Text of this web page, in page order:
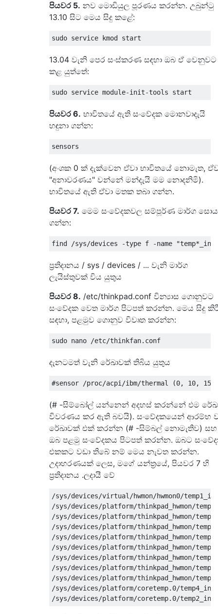
පියවර 5. නව මොඩියුල පූරණය කරන්න. උබුන්ටු
13.10 සිට මෙය සිදු කළේ:
13.04 වැනි පෙර සංස්කරණ සඳහා ඔබ ඒ වෙනුවට
කළ යුත්තේ:
පියවර 6. භාවිතයේ ඇති සංවේදක මොනවාදැයි
හඳුනා ගන්න:
(අංශක 0 ක් දැක්වෙන ඒවා භාවිතයේ නොමැත,
"අනාවරණය" වන්නේ මන්දැයි මම නොදනිමි).
භාවිතයේ ඇති ඒවා මතක තබා ගන්න.
පියවර 7. මෙම සංවේදකවල සම්පූර්ණ මාර්ග
ගන්න:
ප්‍රතිදානය / sys / devices / ... වැනි මාර්ග
ලැයිස්තුවක් විය යුතුය
පියවර 8. /etc/thinkpad.conf වින්‍යාස ගොනුවට
සංවේදක වෙත මාර්ග පිටපත් කරන්න. මෙය සිදු
සඳහා, පළමුව ගොනුව විවෘත කරන්න:
දැනටමත් වැනි රේඛාවක් තිබිය යුතුය
(# -සිම්බෝල් යන්නෙන් අදහස් කරන්නේ එම
විවරණය කර ඇති බවයි). සංවේදකයෙන් ආරම්භ
රේඛාවක් එක් කරන්න (# -සිම්බල් නොමැතිව) සහ
ඔබ පළමු සංවේදකය පිටපත් කරන්න. ඔබට
එකකට වඩා තිබේ නම් මෙය නැවත කරන්න.
උදාහරණයක් ලෙස, මගේ යන්ත්‍රයේ, පියවර 7 හි
ප්‍රතිදානය .ලදායී වේ
/sys/devices/virtual/hwmon/hwmon0/
/sys/devices/platform/thinkpad_hwmon/
/sys/devices/platform/thinkpad_hwmon/
/sys/devices/platform/thinkpad_hwmon/
/sys/devices/platform/thinkpad_hwmon/
/sys/devices/platform/thinkpad_hwmon/
/sys/devices/platform/thinkpad_hwmon/
/sys/devices/platform/thinkpad_hwmon/
/sys/devices/platform/thinkpad_hwmon/
/sys/devices/platform/coretemp.0/